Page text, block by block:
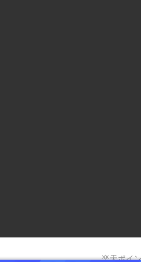
楽天ポイ